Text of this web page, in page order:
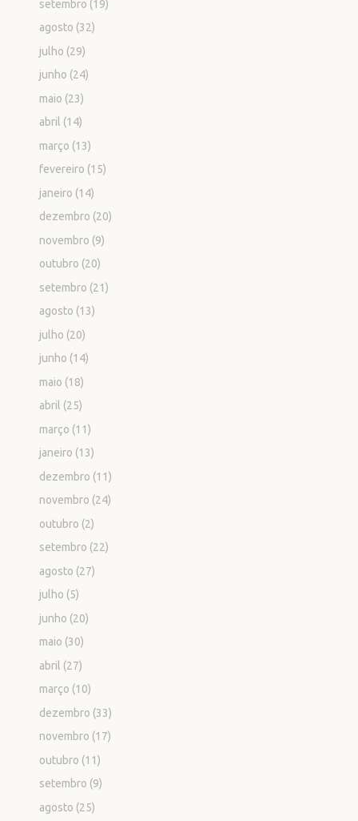
setembro (19)
agosto (32)
julho (29)
junho (24)
maio (23)
abril (14)
março (13)
fevereiro (15)
janeiro (14)
dezembro (20)
novembro (9)
outubro (20)
setembro (21)
agosto (13)
julho (20)
junho (14)
maio (18)
abril (25)
março (11)
janeiro (13)
dezembro (11)
novembro (24)
outubro (2)
setembro (22)
agosto (27)
julho (5)
junho (20)
maio (30)
abril (27)
março (10)
dezembro (33)
novembro (17)
outubro (11)
setembro (9)
agosto (25)